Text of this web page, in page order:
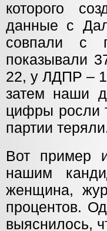
которого
данные с
совпали с
показывали
22, у ЛДПР –
затем наши
цифры росли
партии
Вот пример
нашим
женщина,
процентов.
выяснилось,